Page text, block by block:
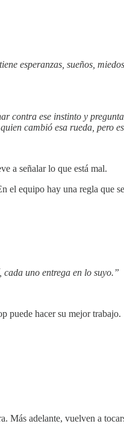
esperanzas, sueños,
contra ese instinto y
cambió esa rueda, pero
a señalar lo que está mal.
el equipo hay una regla que
uno entrega en lo suyo.”
puede hacer su mejor trabajo.
adelante, vuelven a